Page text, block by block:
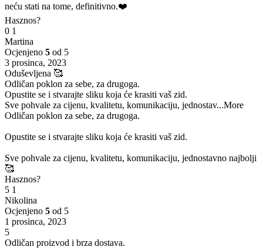
neću stati na tome, definitivno.❤️
Hasznos?
0 1
Martina
Ocjenjeno 5 od 5
3 prosinca, 2023
Oduševljena 🥰
Odličan poklon za sebe, za drugoga.
Opustite se i stvarajte sliku koja će krasiti vaš zid.
Sve pohvale za cijenu, kvalitetu, komunikaciju, jednostav...More
Odličan poklon za sebe, za drugoga.
Opustite se i stvarajte sliku koja će krasiti vaš zid.
Sve pohvale za cijenu, kvalitetu, komunikaciju, jednostavno najbolji
🥰
Hasznos?
5 1
Nikolina
Ocjenjeno 5 od 5
1 prosinca, 2023
5
Odličan proizvod i brza dostava.